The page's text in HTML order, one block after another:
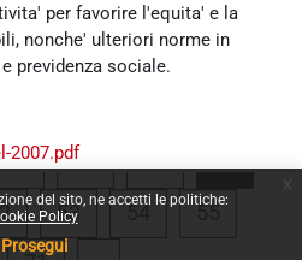
del sito, ne accetti le politiche:
Policy
Prosegui
per favorire l'equita' e la
nonche' ulteriori norme in
previdenza sociale.
2007.pdf
46Pagina 46
47 48 49
51
Pagina 52
53Pagina 53
54Pagina 54
55Pagina